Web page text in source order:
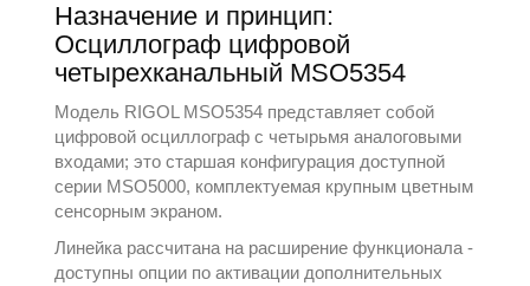
Назначение и принцип:
Осциллограф цифровой
четырехканальный MSO5354
Модель RIGOL MSO5354 представляет собой
цифровой осциллограф с четырьмя аналоговыми
входами; это старшая конфигурация доступной
серии MSO5000, комплектуемая крупным цветным
сенсорным экраном.
Линейка рассчитана на расширение функционала -
доступны опции по активации дополнительных